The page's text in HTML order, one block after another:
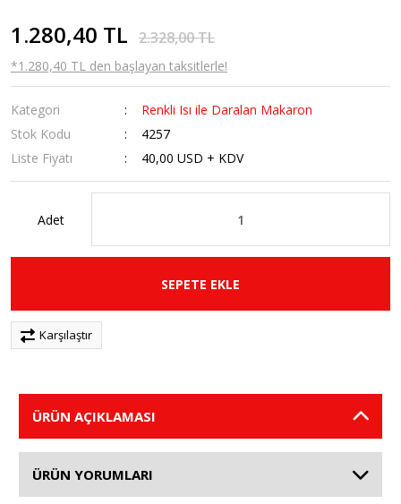
1.280,40 TL 2.328,00 TL
*1.280,40 TL den başlayan taksitlerle!
Kategori
Renkli Isı ile Daralan Makaron
Stok Kodu
4257
Liste Fiyatı
40,00 USD + KDV
Adet
SEPETE EKLE
Karşılaştır
ÜRÜN AÇIKLAMASI
ÜRÜN YORUMLARI